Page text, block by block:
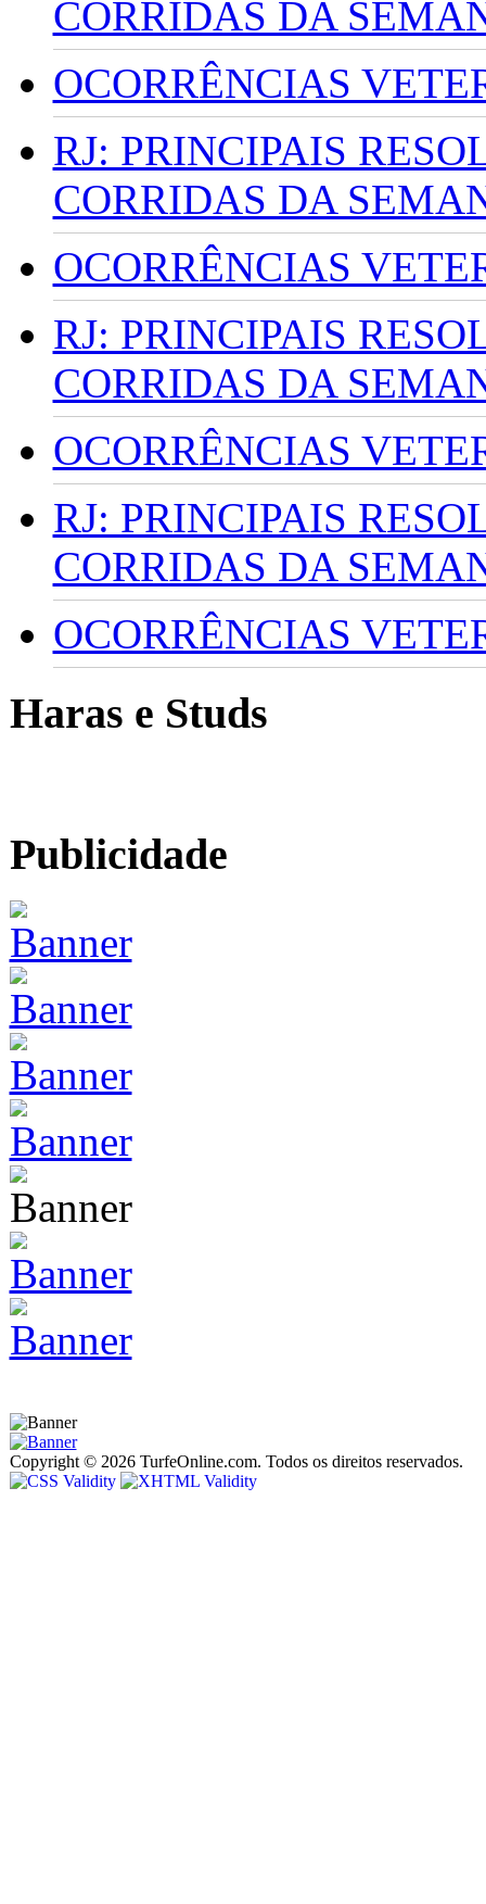
CORRIDAS DA
OCORRÊNCIAS
RJ: PRINCIPAIS
CORRIDAS DA
OCORRÊNCIAS
RJ: PRINCIPAIS
CORRIDAS DA
OCORRÊNCIAS
RJ: PRINCIPAIS
CORRIDAS DA
OCORRÊNCIAS
Haras e Studs
Publicidade
Copyright © 2026 TurfeOnline.com. Todos os direitos reservados.